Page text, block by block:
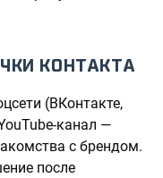
КОНТАКТА
(ВКонтакте,
канал —
с брендом.
после